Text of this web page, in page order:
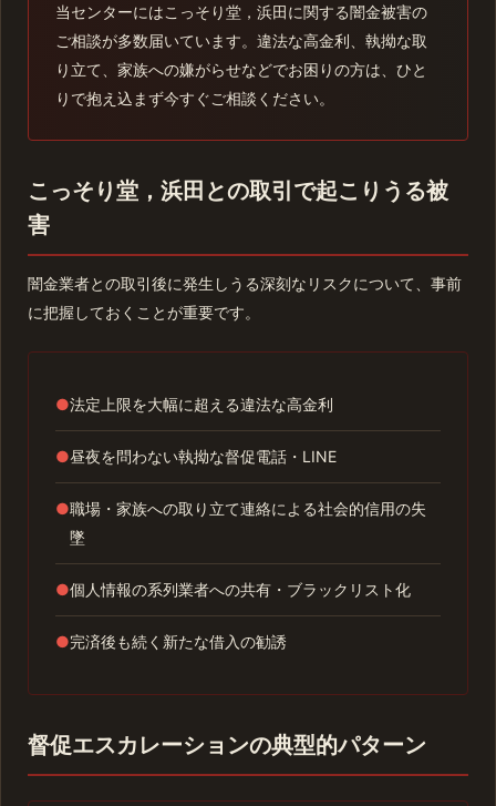
当センターにはこっそり堂，浜田に関する闇金被害の
ご相談が多数届いています。違法な高金利、執拗な取
り立て、家族への嫌がらせなどでお困りの方は、ひと
りで抱え込まず今すぐご相談ください。
こっそり堂，浜田との取引で起こりうる被
害
闇金業者との取引後に発生しうる深刻なリスクについて、事前
に把握しておくことが重要です。
●法定上限を大幅に超える違法な高金利
●昼夜を問わない執拗な督促電話・LINE
●職場・家族への取り立て連絡による社会的信用の失
墜
●個人情報の系列業者への共有・ブラックリスト化
●完済後も続く新たな借入の勧誘
督促エスカレーションの典型的パターン